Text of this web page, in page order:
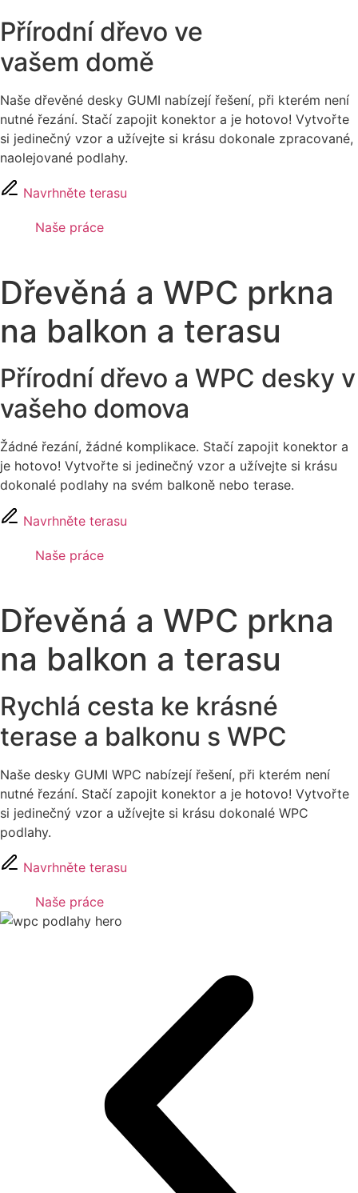
Přírodní dřevo ve
vašem domě
Naše dřevěné desky GUMI nabízejí řešení, při kterém není
nutné řezání. Stačí zapojit konektor a je hotovo! Vytvořte
si jedinečný vzor a užívejte si krásu dokonale zpracované,
naolejované podlahy.
Navrhněte terasu
Naše práce
Dřevěná a WPC prkna
na balkon a terasu
Přírodní dřevo a WPC desky v
vašeho domova
Žádné řezání, žádné komplikace. Stačí zapojit konektor a
je hotovo! Vytvořte si jedinečný vzor a užívejte si krásu
dokonalé podlahy na svém balkoně nebo terase.
Navrhněte terasu
Naše práce
Dřevěná a WPC prkna
na balkon a terasu
Rychlá cesta ke krásné
terase a balkonu s WPC
Naše desky GUMI WPC nabízejí řešení, při kterém není
nutné řezání. Stačí zapojit konektor a je hotovo! Vytvořte
si jedinečný vzor a užívejte si krásu dokonalé WPC
podlahy.
Navrhněte terasu
Naše práce